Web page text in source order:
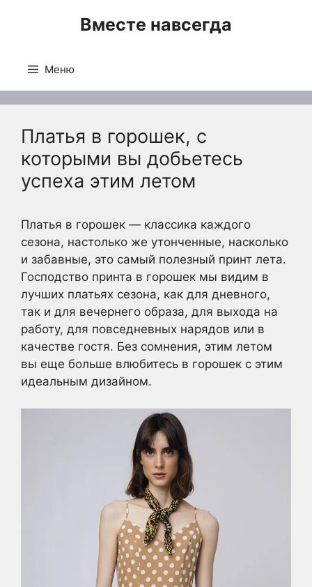
Вместе навсегда
Меню
Платья в горошек, с
которыми вы добьетесь
успеха этим летом
Платья в горошек — классика каждого
сезона, настолько же утонченные, насколько
и забавные, это самый полезный принт лета.
Господство принта в горошек мы видим в
лучших платьях сезона, как для дневного,
так и для вечернего образа, для выхода на
работу, для повседневных нарядов или в
качестве гостя. Без сомнения, этим летом
вы еще больше влюбитесь в горошек с этим
идеальным дизайном.